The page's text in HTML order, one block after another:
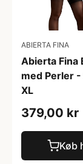
ABIERTA FINA
Abierta Fina
med Perler
XL
379,00 kr
Køb